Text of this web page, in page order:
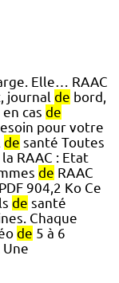
Elle… RAAC
journal de bord,
cas de
pour votre
de santé Toutes
la RAAC : Etat
de RAAC
904,2 Ko Ce
de santé
Chaque
de 5 à 6